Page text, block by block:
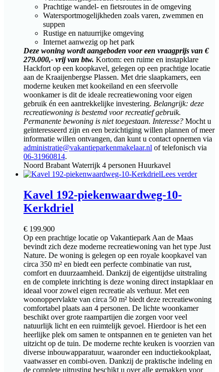
Prachtige wandel- en fietsroutes in de omgeving
Watersportmogelijkheden zoals varen, zwemmen en
suppen
Rustige en natuurrijke omgeving
Internet aanwezig op het park
Deze woning wordt aangeboden voor een vraagprijs van €
279.000,- vrij van btw. Kortom: een ruime en instapklare
Hackfort op een koopkavel, gelegen op een prachtige locatie
aan de Kraaijenbergse Plassen. Met drie slaapkamers, een
moderne keuken met kookeiland en een sfeervolle
woonkamer is dit de ideale recreatiewoning voor eigen
gebruik én een aantrekkelijke investering. Belangrijk: deze
recreatiewoning is bestemd voor recreatief gebruik.
Permanente bewoning is niet toegestaan. Interesse? Mocht u
geïnteresseerd zijn en een bezichtiging willen plannen of meer
informatie willen ontvangen, dan kunt u contact opnemen via
administratie@vakantieparkenmakelaar.nl of telefonisch via
06-31960814.
Noord Brabant Waterrijk 4 personen Huurkavel
Lees verder
Kavel 192-piekenwaardweg-10-
Kerkdriel
€ 199.900
Op een prachtige locatie op Vakantiepark Aan de Maas
bevindt zich deze moderne recreatiewoning van het type Just
Nature. De woning is gelegen op een royale koopkavel van
circa 350 m² en biedt een perfecte combinatie van rust,
comfort en duurzaamheid. Dankzij de eigentijdse uitstraling
en de complete inrichting is deze woning direct instapklaar en
ideaal voor zowel eigen recreatie als verhuur. Met een
woonoppervlakte van circa 50 m² biedt deze recreatiewoning
comfortabel plaats aan 4 personen. De lichte woonkamer
beschikt over grote raampartijen die zorgen voor veel
natuurlijk licht en een ruimtelijk gevoel. Hierdoor is het een
heerlijke plek om samen te ontspannen en te genieten van het
uitzicht op de tuin. De moderne rechte keuken is voorzien van
diverse inbouwapparatuur, waaronder een inductiekookplaat,
vaatwasser en combi-oven. Dankzij de praktische indeling en
de complete uitrusting beschikt u over alle gemakken voor